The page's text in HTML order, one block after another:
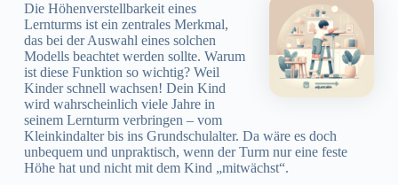
Die Höhenverstellbarkeit eines
Lernturms ist ein zentrales Merkmal,
das bei der Auswahl eines solchen
Modells beachtet werden sollte. Warum
ist diese Funktion so wichtig? Weil
Kinder schnell wachsen! Dein Kind
wird wahrscheinlich viele Jahre in
seinem Lernturm verbringen – vom
Kleinkindalter bis ins Grundschulalter. Da wäre es doch
unbequem und unpraktisch, wenn der Turm nur eine feste
Höhe hat und nicht mit dem Kind „mitwächst“.